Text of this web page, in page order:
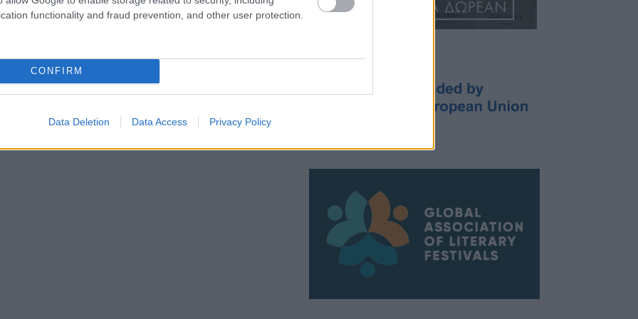
functionality and fraud prevention, and other user protection.
CONFIRM
Data Deletion Data Access Privacy Policy